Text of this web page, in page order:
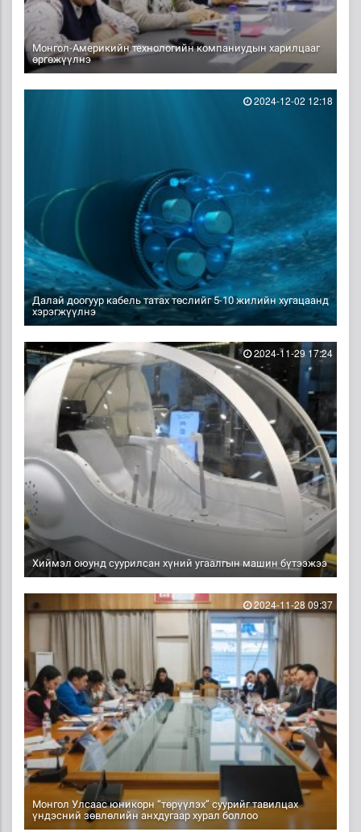
Монгол-Америкийн технологийн компаниудын харилцааг
өргөжүүлнэ
Далай доогуур кабель татах төслийг 5-10 жилийн хугацаанд
хэрэгжүүлнэ
2024-12-02 12:18
Хиймэл оюунд суурилсан хүний угаалгын машин бүтээжээ
2024-11-29 17:24
Монгол Улсаас юникорн “төрүүлэх” суурийг тавилцах
үндэсний зөвлөлийн анхдугаар хурал боллоо
2024-11-28 09:37